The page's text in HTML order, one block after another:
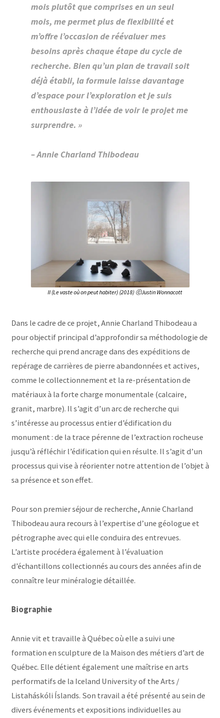
mois plutôt que comprises en un seul
mois, me permet plus de flexibilité et
m’offre l’occasion de réévaluer mes
besoins après chaque étape du cycle de
recherche. Bien qu’un plan de travail soit
déjà établi, la formule laisse davantage
d’espace pour l’exploration et je suis
enthousiaste à l’idée de voir le projet me
surprendre. »
– Annie Charland Thibodeau
II (Le vaste où on peut habiter) (2018) ⓒJustin Wonnacott
Dans le cadre de ce projet, Annie Charland Thibodeau a
pour objectif principal d’approfondir sa méthodologie de
recherche qui prend ancrage dans des expéditions de
repérage de carrières de pierre abandonnées et actives,
comme le collectionnement et la re-présentation de
matériaux à la forte charge monumentale (calcaire,
granit, marbre). Il s’agit d’un arc de recherche qui
s’intéresse au processus entier d’édification du
monument : de la trace pérenne de l’extraction rocheuse
jusqu’à réfléchir l’édification qui en résulte. Il s’agit d’un
processus qui vise à réorienter notre attention de l’objet à
sa présence et son effet.
Pour son premier séjour de recherche, Annie Charland
Thibodeau aura recours à l’expertise d’une géologue et
pétrographe avec qui elle conduira des entrevues.
L’artiste procédera également à l’évaluation
d’échantillons collectionnés au cours des années afin de
connaître leur minéralogie détaillée.
Biographie
Annie vit et travaille à Québec où elle a suivi une
formation en sculpture de la Maison des métiers d’art de
Québec. Elle détient également une maîtrise en arts
performatifs de la Iceland University of the Arts /
Listaháskóli Íslands. Son travail a été présenté au sein de
divers événements et expositions individuelles au